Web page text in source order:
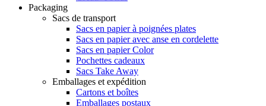
Packaging
Sacs de transport
Sacs en papier à poignées plates
Sacs en papier avec anse en cordelette
Sacs en papier Color
Pochettes cadeaux
Sacs Take Away
Emballages et expédition
Cartons et boîtes
Emballages postaux